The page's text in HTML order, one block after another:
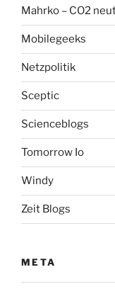
Mahrko – CO2
Mobilegeeks
Netzpolitik
Sceptic
Scienceblogs
Tomorrow Io
Windy
Zeit Blogs
META